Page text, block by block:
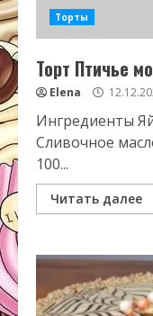
Торты
Торт Птичье
Elena
Ингредиенты
Сливочное
100...
Читать далее